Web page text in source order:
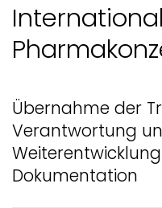
Übernahme der
Verantwortung
Dokumentation